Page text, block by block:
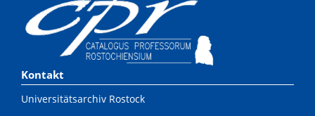
Kontakt
Universitätsarchiv Rostock